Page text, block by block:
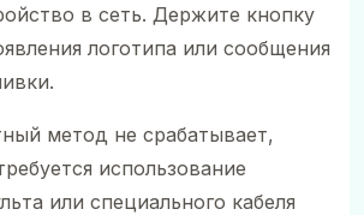
в сеть. Держите кнопку
логотипа или сообщения
метод не срабатывает,
использование
или специального кабеля